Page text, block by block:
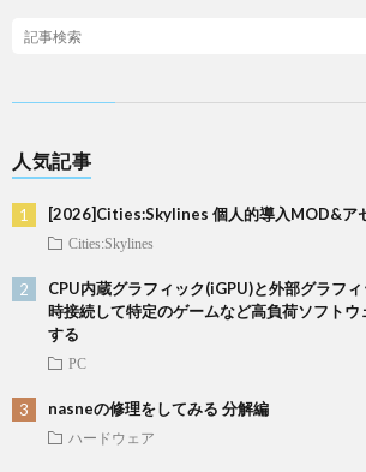
人気記事
[2026]Cities:Skylines 個人的導入MOD&ア
Cities:Skylines
CPU内蔵グラフィック(iGPU)と外部グラフ
時接続して特定のゲームなど高負荷ソフト
する
PC
nasneの修理をしてみる 分解編
ハードウェア